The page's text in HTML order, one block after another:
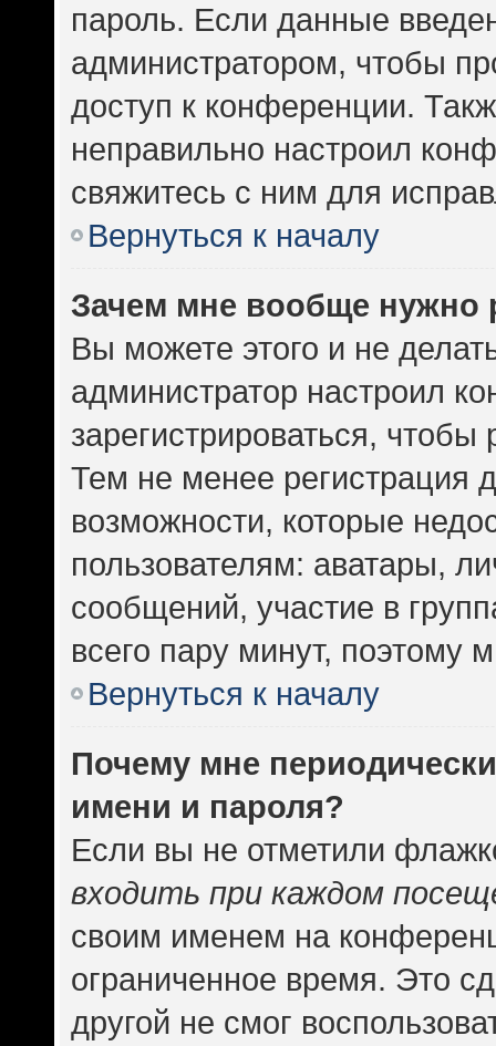
пароль. Если данные
администратором, чтобы
доступ к конференции.
неправильно настроил
свяжитесь с ним для
Вернуться к началу
Зачем мне вообще нужно
Вы можете этого и не
администратор настроил
зарегистрироваться,
Тем не менее регистрация
возможности, которые
пользователям: аватары,
сообщений, участие в
всего пару минут, поэтому
Вернуться к началу
Почему мне
имени и пароля?
Если вы не отметили
входить при каждом
своим именем на
ограниченное время. Это
другой не смог